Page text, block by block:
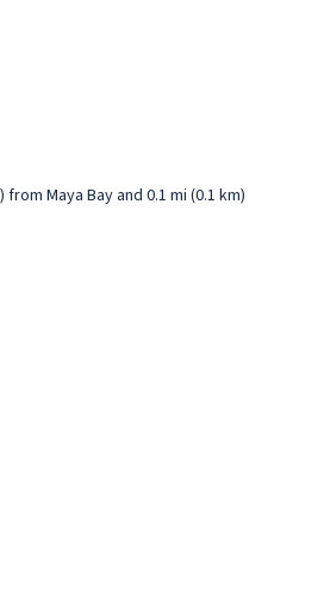
Maya Bay and 0.1 mi (0.1 km)